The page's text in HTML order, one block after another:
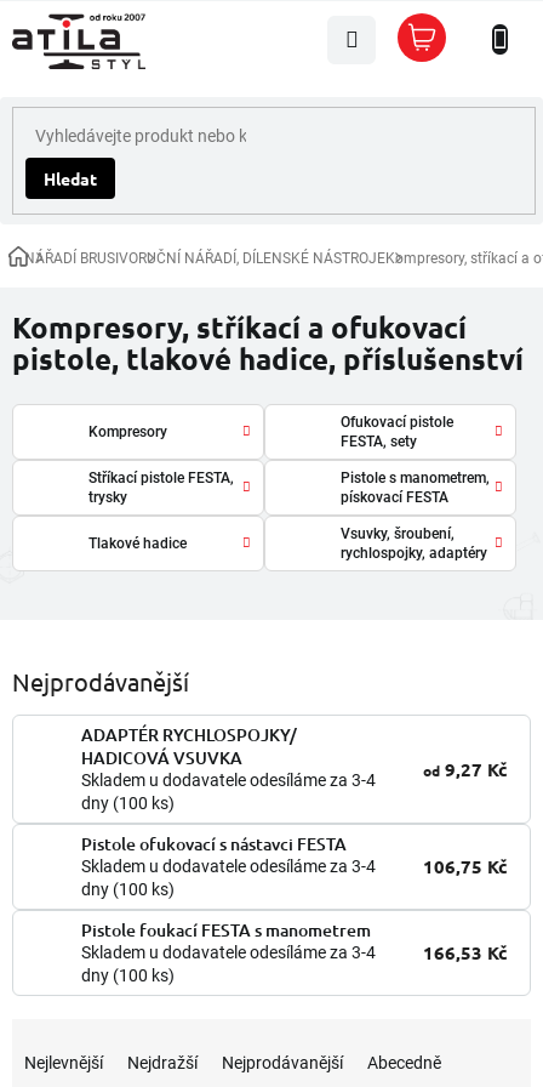
na
obsah
Hledat
Nákupní
košík
DomůNÁŘADÍ BRUSIVORUČNÍ NÁŘADÍ, DÍLENSKÉ NÁSTROJEKompresory, stříkací a
Kompresory, stříkací a ofukovací
pistole, tlakové hadice, příslušenství
Kompresory
Ofukovací pistole
FESTA, sety
Stříkací pistole FESTA,
trysky
Pistole s manometrem,
pískovací FESTA
Tlakové hadice
Vsuvky, šroubení,
rychlospojky, adaptéry
Nejprodávanější
ADAPTÉR RYCHLOSPOJKY/
HADICOVÁ VSUVKA
Skladem u dodavatele odesíláme za 3-4
dny (100 ks)
od 9,27 Kč
Pistole ofukovací s nástavci FESTA
Skladem u dodavatele odesíláme za 3-4
dny (100 ks)
106,75 Kč
Pistole foukací FESTA s manometrem
Skladem u dodavatele odesíláme za 3-4
dny (100 ks)
166,53 Kč
Nejlevnější Nejdražší Nejprodávanější Abecedně